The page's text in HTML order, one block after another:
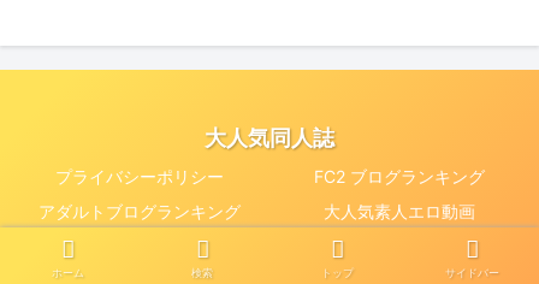
大人気同人誌
プライバシーポリシー
FC2 ブログランキング
アダルトブログランキング
大人気素人エロ動画
© 2025 大人気同人誌.
ホーム 検索 トップ サイドバー